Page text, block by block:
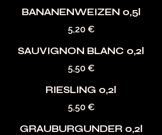
BANANENWEIZEN 0,5l
5,20 €
SAUVIGNON BLANC 0,2l
5,50 €
RIESLING 0,2l
5,50 €
GRAUBURGUNDER 0,2l